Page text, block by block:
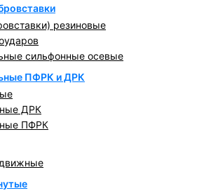
резиновые
сильфонные осевые
ПФРК и ДРК
ДРК
ПФРК